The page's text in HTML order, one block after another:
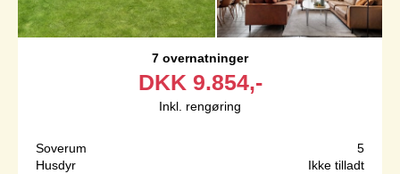
7 overnatninger
DKK 9.854,-
Inkl. rengøring
Soverum
5
Husdyr
Ikke tilladt